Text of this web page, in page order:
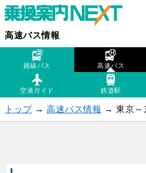
高速バス情報
路線バス 高速バス
空港ガイド 鉄道駅
トップ→高速バス情報 → 東京～